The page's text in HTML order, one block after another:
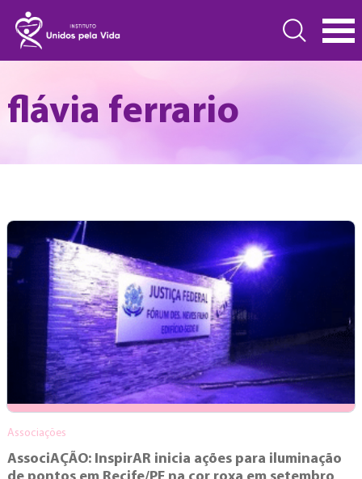
flávia ferrario
Associações
AssociAÇÃO: InspirAR inicia ações para iluminação